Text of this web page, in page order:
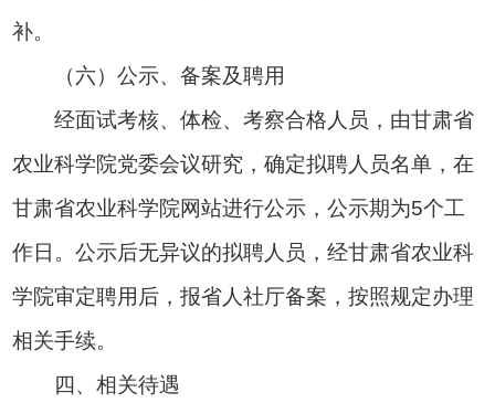
补。
（六）公示、备案及聘用
经面试考核、体检、考察合格人员，由甘肃省
农业科学院党委会议研究，确定拟聘人员名单，在
甘肃省农业科学院网站进行公示，公示期为5个工
作日。公示后无异议的拟聘人员，经甘肃省农业科
学院审定聘用后，报省人社厅备案，按照规定办理
相关手续。
四、相关待遇